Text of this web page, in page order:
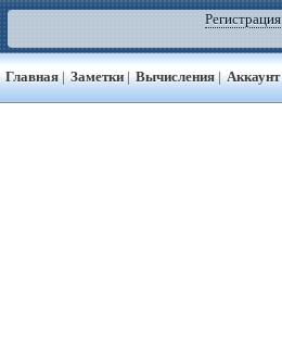
Регистрация
Главная | Заметки | Вычисления | Аккаунт